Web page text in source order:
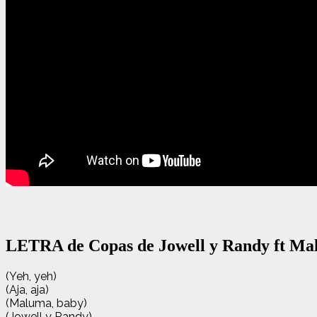
LETRA de Copas de Jowell y Randy ft
(Yeh, yeh)
(Aja, aja)
(Maluma, baby)